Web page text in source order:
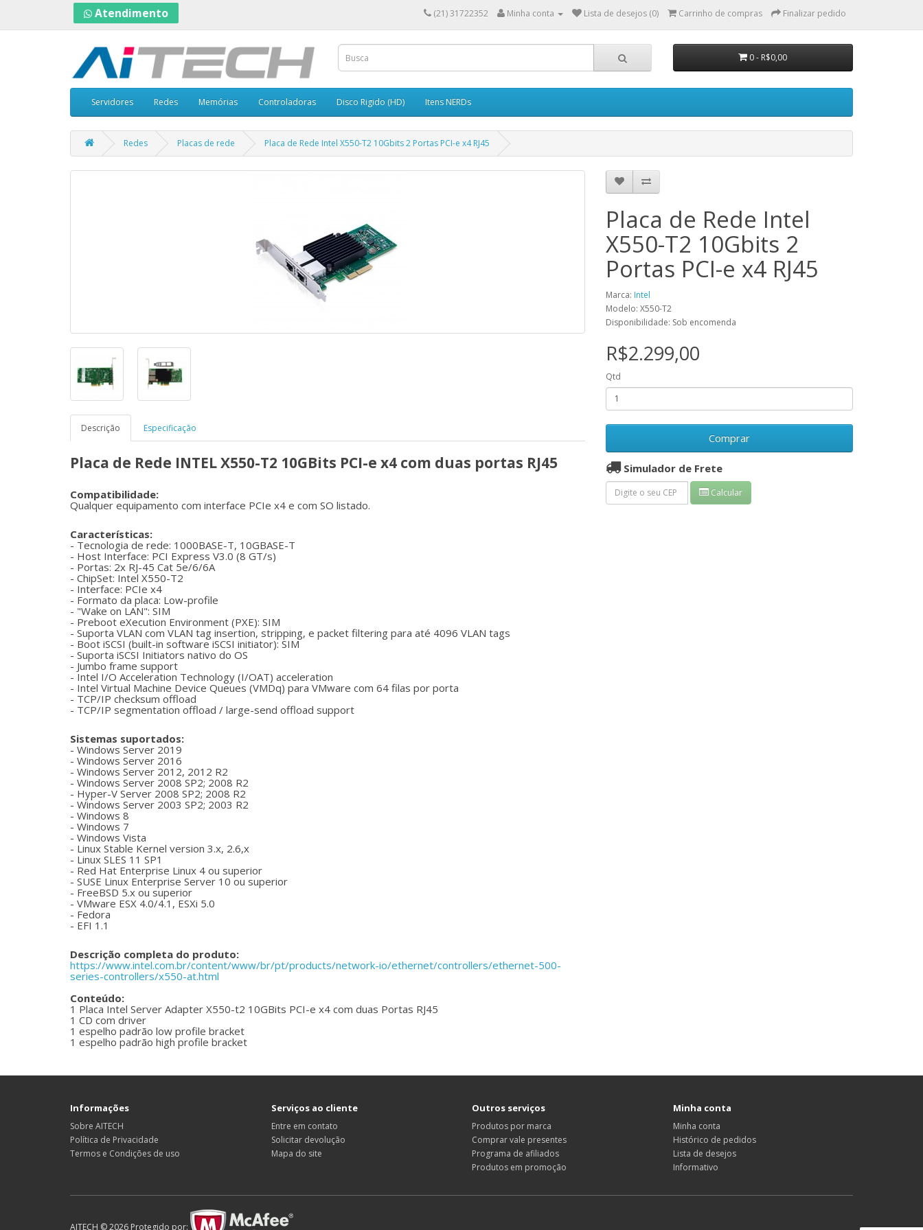
Atendimento (21) 31722352 Minha conta Lista de desejos (0) Carrinho de compras Finalizar pedido
0 - R$0,00
Servidores Redes Memórias Controladoras Disco Rigido (HD) Itens NERDs
Redes Placas de rede Placa de Rede Intel X550-T2 10Gbits 2 Portas PCI-e x4 RJ45
Descrição Especificação
Placa de Rede INTEL X550-T2 10GBits PCI-e x4 com duas portas RJ45
Compatibilidade:
Qualquer equipamento com interface PCIe x4 e com SO listado.
Características:
- Tecnologia de rede: 1000BASE-T, 10GBASE-T
- Host Interface: PCI Express V3.0 (8 GT/s)
- Portas: 2x RJ-45 Cat 5e/6/6A
- ChipSet: Intel X550-T2
- Interface: PCIe x4
- Formato da placa: Low-profile
- "Wake on LAN": SIM
- Preboot eXecution Environment (PXE): SIM
- Suporta VLAN com VLAN tag insertion, stripping, e packet filtering para até 4096 VLAN tags
- Boot iSCSI (built-in software iSCSI initiator): SIM
- Suporta iSCSI Initiators nativo do OS
- Jumbo frame support
- Intel I/O Acceleration Technology (I/OAT) acceleration
- Intel Virtual Machine Device Queues (VMDq) para VMware com 64 filas por porta
- TCP/IP checksum offload
- TCP/IP segmentation offload / large-send offload support
Sistemas suportados:
- Windows Server 2019
- Windows Server 2016
- Windows Server 2012, 2012 R2
- Windows Server 2008 SP2; 2008 R2
- Hyper-V Server 2008 SP2; 2008 R2
- Windows Server 2003 SP2; 2003 R2
- Windows 8
- Windows 7
- Windows Vista
- Linux Stable Kernel version 3.x, 2.6,x
- Linux SLES 11 SP1
- Red Hat Enterprise Linux 4 ou superior
- SUSE Linux Enterprise Server 10 ou superior
- FreeBSD 5.x ou superior
- VMware ESX 4.0/4.1, ESXi 5.0
- Fedora
- EFI 1.1
Descrição completa do produto:
https://www.intel.com.br/content/www/br/pt/products/network-io/ethernet/controllers/ethernet-500-
series-controllers/x550-at.html
Conteúdo:
1 Placa Intel Server Adapter X550-t2 10GBits PCI-e x4 com duas Portas RJ45
1 CD com driver
1 espelho padrão low profile bracket
1 espelho padrão high profile bracket
Placa de Rede Intel
X550-T2 10Gbits 2
Portas PCI-e x4 RJ45
Marca: Intel
Modelo: X550-T2
Disponibilidade: Sob encomenda
R$2.299,00
Qtd
Comprar
Simulador de Frete
Calcular
Informações
Sobre AITECH
Política de Privacidade
Termos e Condições de uso
Serviços ao cliente
Entre em contato
Solicitar devolução
Mapa do site
Outros serviços
Produtos por marca
Comprar vale presentes
Programa de afiliados
Produtos em promoção
Minha conta
Minha conta
Histórico de pedidos
Lista de desejos
Informativo
AITECH © 2026 Protegido por: